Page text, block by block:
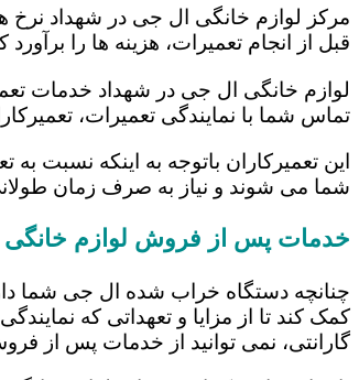
مرکز لوازم خانگی ال جی در شهداد نرخ
قبل از انجام تعمیرات، هزینه ها را
لوازم خانگی ال جی در شهداد خدمات
تماس شما با نمایندگی تعمیرات،
این تعمیرکاران باتوجه به اینکه نسبت
شما می شوند و نیاز به صرف زمان
خدمات پس از فروش لوازم
چنانچه دستگاه خراب شده ال جی شما
کمک کند تا از مزایا و تعهداتی که
گارانتی، نمی توانید از خدمات پس از